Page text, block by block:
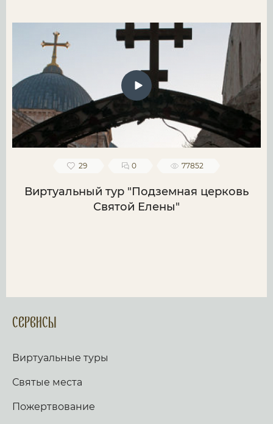
29 0 77852
Виртуальный тур "Подземная церковь
Святой Елены"
Сервисы
Виртуальные туры
Святые места
Пожертвование